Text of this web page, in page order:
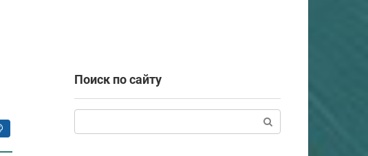
Поиск по сайту